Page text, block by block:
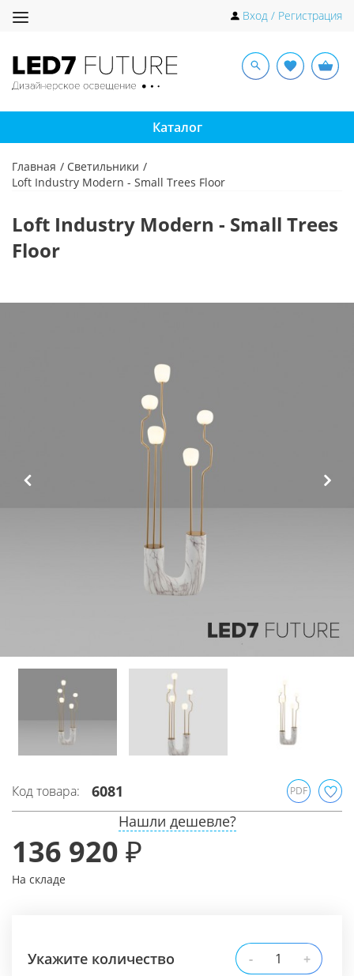
Toggle
Вход / Регистрация
Каталог
Главная
Светильники
Loft Industry Modern - Small Trees Floor
Loft Industry Modern - Small Trees
Floor
Код товара: 6081 PDF
136 920 ₽
На складе
Нашли дешевле?
Укажите количество - +